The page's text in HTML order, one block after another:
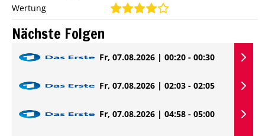
Wertung
Nächste Folgen
Fr, 07.08.2026 | 00:20 - 00:30
Fr, 07.08.2026 | 02:03 - 02:05
Fr, 07.08.2026 | 04:58 - 05:00